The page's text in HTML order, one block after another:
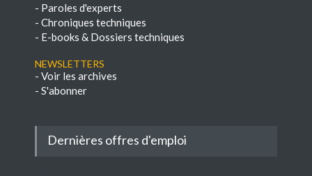
- Paroles d'experts
- Chroniques techniques
- E-books & Dossiers techniques
NEWSLETTERS
- Voir les archives
- S'abonner
Dernières offres d'emploi